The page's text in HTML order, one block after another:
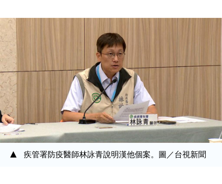
疾管署防疫醫師林詠青說明漢他個案。圖／台視新聞